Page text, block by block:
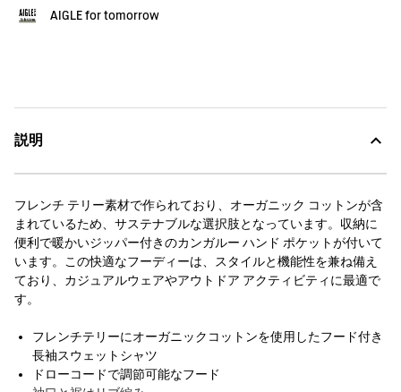
AIGLE for tomorrow
説明
フレンチ テリー​​素材で作られており、オーガニック コットンが含
まれているため、サステナブルな選択肢となっています。収納に
便利で暖かいジッパー付きのカンガルー ハンド ポケットが付いて
います。この快適なフーディーは、スタイルと機能性を兼ね備え
ており、カジュアルウェアやアウトドア アクティビティに最適で
す。
フレンチテリーにオーガニックコットンを使用したフード付き
長袖スウェットシャツ
ドローコードで調節可能なフード